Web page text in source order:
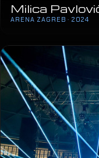
Milica
ARENA ZAGREB · 2024